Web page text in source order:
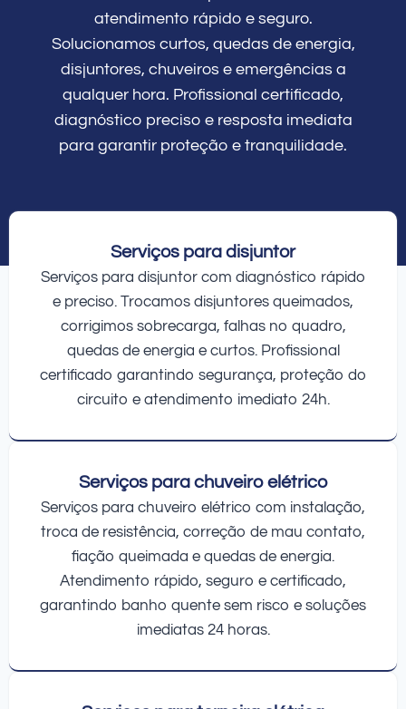
atendimento rápido e seguro.
Solucionamos curtos, quedas de energia,
disjuntores, chuveiros e emergências a
qualquer hora. Profissional certificado,
diagnóstico preciso e resposta imediata
para garantir proteção e tranquilidade.
Serviços para disjuntor
Serviços para disjuntor com diagnóstico rápido
e preciso. Trocamos disjuntores queimados,
corrigimos sobrecarga, falhas no quadro,
quedas de energia e curtos. Profissional
certificado garantindo segurança, proteção do
circuito e atendimento imediato 24h.
Serviços para chuveiro elétrico
Serviços para chuveiro elétrico com instalação,
troca de resistência, correção de mau contato,
fiação queimada e quedas de energia.
Atendimento rápido, seguro e certificado,
garantindo banho quente sem risco e soluções
imediatas 24 horas.